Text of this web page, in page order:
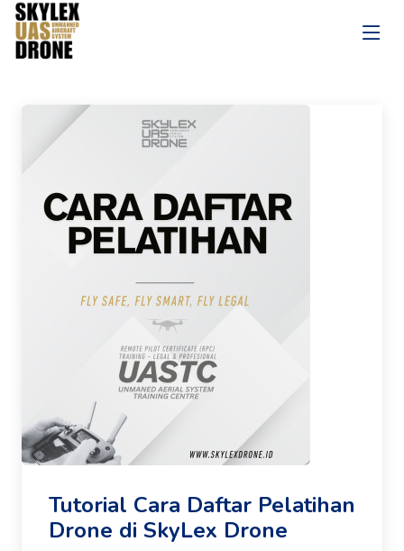
Tutorial Cara Daftar Pelatihan
Drone di SkyLex Drone